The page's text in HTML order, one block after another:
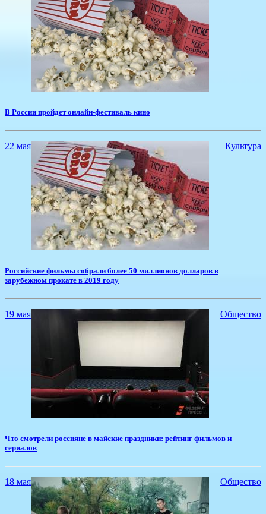
В России пройдет онлайн-фестиваль кино
22 мая Культура
Российские фильмы собрали более 50 миллионов долларов в
зарубежном прокате в 2019 году
19 мая Общество
Что смотрели россияне в майские праздники: рейтинг фильмов и
сериалов
18 мая Общество